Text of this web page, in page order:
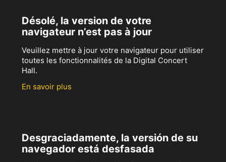
Désolé, la version de votre
navigateur n’est pas à jour
Veuillez mettre à jour votre navigateur pour utiliser
toutes les fonctionnalités de la Digital Concert
Hall.
En savoir plus
Desgraciadamente, la versión de su
navegador está desfasada